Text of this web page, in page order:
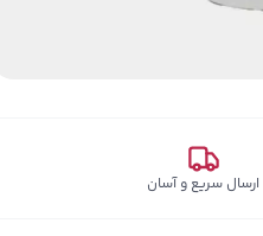
ارسال سریع و آسان